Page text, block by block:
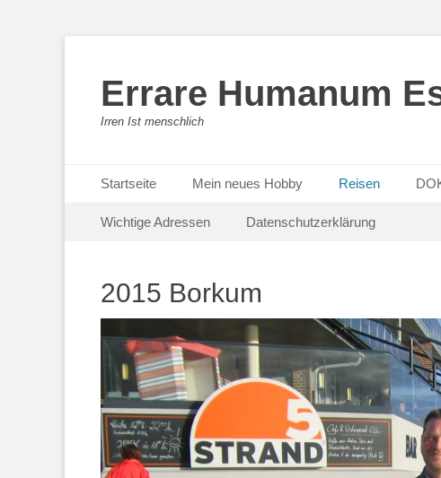
Errare Humanum
Irren Ist menschlich
Primäres Menü
Inhalt
Startseite Mein neues Hobby Reisen
Sekundäres Menü
Inhalt
Wichtige Adressen Datenschutzerklärung
2015 Borkum